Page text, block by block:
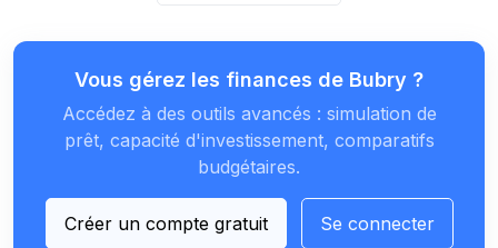
Vous gérez les finances de Bubry ?
Accédez à des outils avancés : simulation de
prêt, capacité d'investissement, comparatifs
budgétaires.
Créer un compte gratuit Se connecter